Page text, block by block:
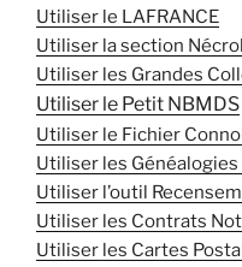
Utiliser le LAFRANCE
Utiliser la section
Utiliser les Grandes
Utiliser le Petit NBMDS
Utiliser le Fichier
Utiliser les
Utiliser l’outil
Utiliser les Contrats
Utiliser les Cartes